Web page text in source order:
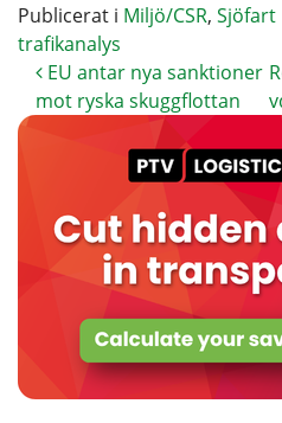
Publicerat i Miljö/CSR, Sjöfart
trafikanalys
EU antar nya sanktioner
mot ryska skuggflottan